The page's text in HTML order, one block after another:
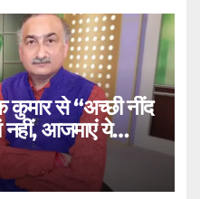
से “अच्छी नींद
नहीं, आजमाएं ये